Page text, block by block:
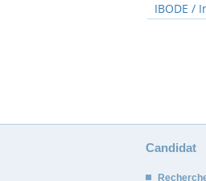
IBODE /
Candidat